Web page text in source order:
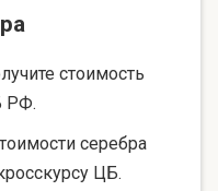
стоимость
РФ.
серебра
ЦБ.